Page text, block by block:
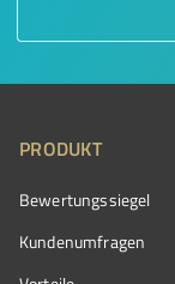
PRODUKT
Bewertungssiegel
Kundenumfragen